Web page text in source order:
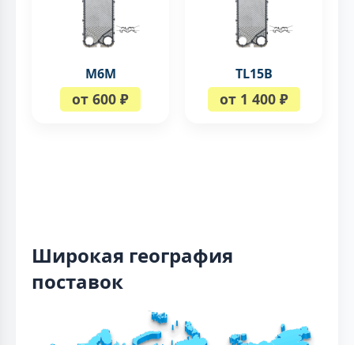
M6M
от 600 ₽
TL15B
от 1 400 ₽
Широкая география
поставок